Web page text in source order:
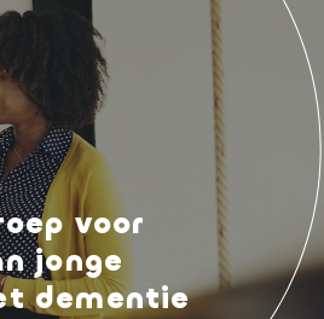
voor
jonge
dementie